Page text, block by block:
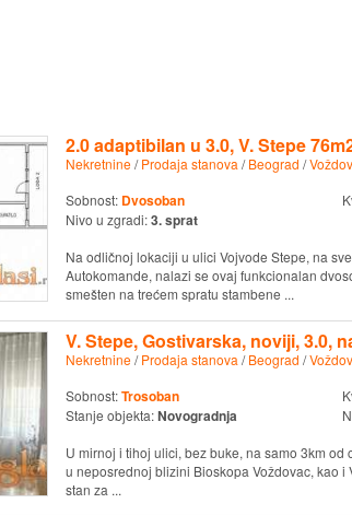
2.0 adaptibilan u 3.0, V. Stepe
Nekretnine/Prodaja stanova /Beograd /
Sobnost: Dvosoban
Nivo u zgradi:3. sprat
Na odličnoj lokaciji u ulici Vojvode Stepe, na
Autokomande, nalazi se ovaj funkcionalan
smešten na trećem spratu stambene ...
V. Stepe, Gostivarska, noviji, 3.0,
Nekretnine/Prodaja stanova /Beograd /
Sobnost:Trosoban
Stanje objekta:Novogradnja
U mirnoj i tihoj ulici, bez buke, na samo 3km
u neposrednoj blizini Bioskopa Voždovac, kao
stan za ...